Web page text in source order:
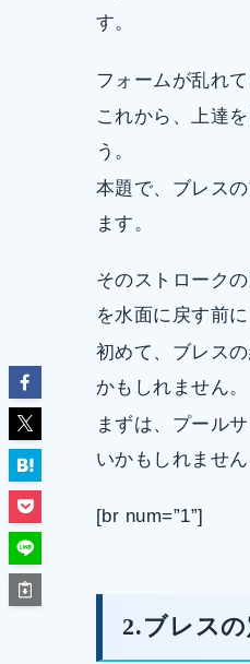
す。
フォームが乱れ
これから、上達
う。
本題で、ブレス
ます。
そのストローク
を水面に戻す前
初めて、ブレス
かもしれません。
まずは、プール
いかもしれません
[br num=”1”]
2.ブレス